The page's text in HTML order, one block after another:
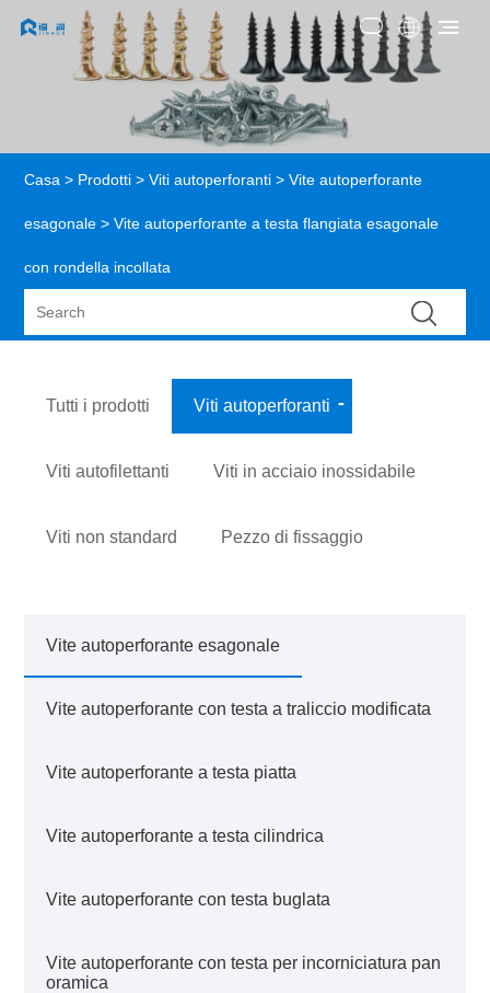
Casa > Prodotti >Viti autoperforanti >Vite autoperforante
esagonale > Vite autoperforante a testa flangiata esagonale
con rondella incollata
Tutti i prodotti Viti autoperforanti
Viti autofilettanti Viti in acciaio inossidabile
Viti non standard Pezzo di fissaggio
Vite autoperforante esagonale
Vite autoperforante con testa a traliccio modificata
Vite autoperforante a testa piatta
Vite autoperforante a testa cilindrica
Vite autoperforante con testa buglata
Vite autoperforante con testa per incorniciatura pan
oramica